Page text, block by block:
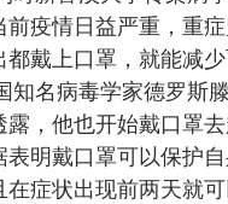
前疫情日益严重，重
都戴上口罩，就能减
知名病毒学家德罗斯
露，他也开始戴口罩
表明戴口罩可以保护
在症状出现前两天就